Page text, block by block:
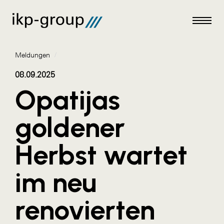
Meldungen
AKTUELLES
ACO
ALEX Krems
Amazon Web Services
AustroCel Hallein
Meldungen /
08.09.2025
Opatijas
goldener
Herbst wartet
im neu
renovierten